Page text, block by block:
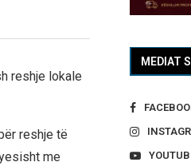
reshje lokale
reshje të
me
MEDIAT